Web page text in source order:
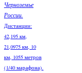
Черноземье
России.
Дистанции:
42,195 км,
21,0975 км, 10
км, 1055 метров
(1/40 марафона).